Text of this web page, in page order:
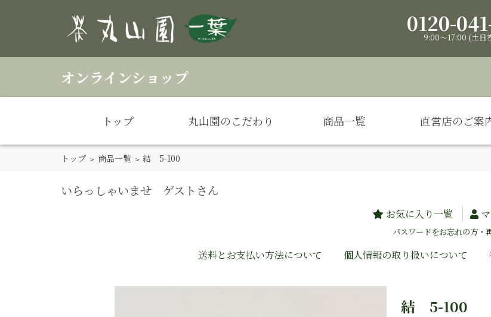
0120-
9:00～17:00 (土日
トップ 丸山園のこだわり 商品一覧 直営店のご案
オンラインショップ
トップ > 商品一覧 > 結 5-100
いらっしゃいませ ゲストさん
お気に入り一覧
パスワードをお忘れの方・
送料とお支払い方法について 個人情報の取り扱いについて
結 5-100